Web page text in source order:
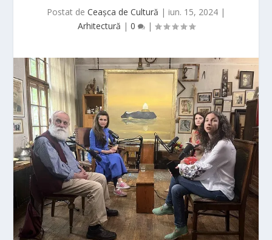
Postat de Ceașca de Cultură | iun. 15, 2024 |
Arhitectură | 0 |